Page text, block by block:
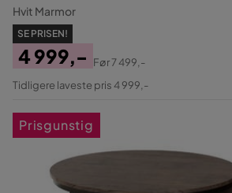
Hvit Marmor
SE PRISEN!
Pris
4 999,-
Original
Før7 499,-
Tidligere laveste pris 4 999,-
Prisgunstig